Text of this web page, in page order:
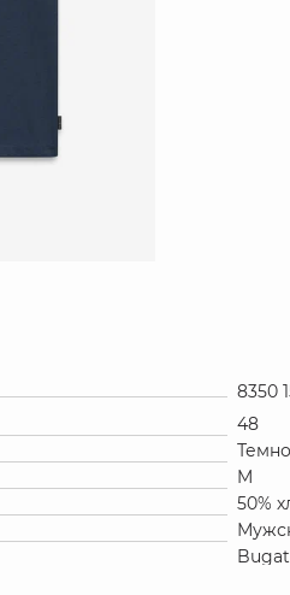
8350
48
M
50%